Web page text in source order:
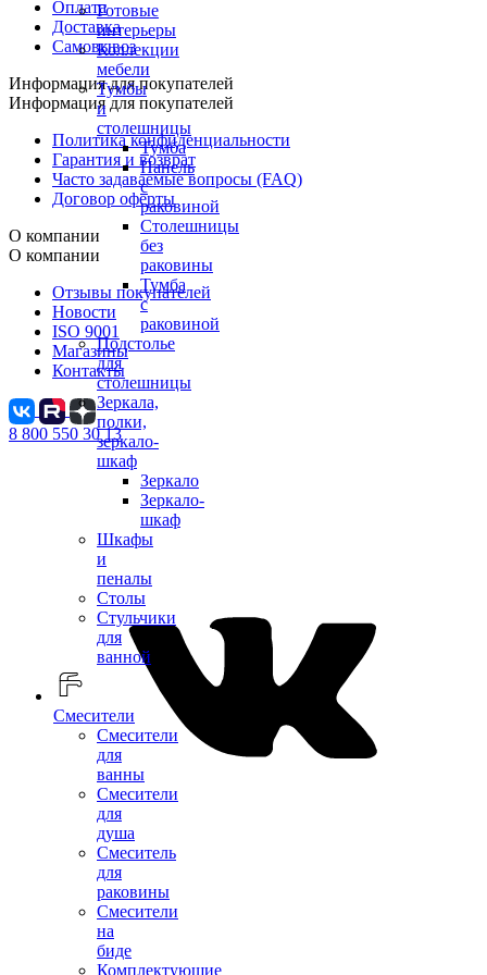
Готовые
интерьеры
Коллекции
мебели
Тумбы
и
столешницы
Тумба
Панель
с
раковиной
Столешницы
без
раковины
Тумба
с
раковиной
Подстолье
для
столешницы
Зеркала,
полки,
зеркало-
шкаф
Зеркало
Зеркало-
шкаф
Шкафы
и
пеналы
Столы
Стульчики
для
ванной
Смесители
Смесители
для
ванны
Смесители
для
душа
Смеситель
для
раковины
Смесители
на
биде
Комплектующие
Оплата
Доставка
Самовывоз
Информация для покупателей
Информация для покупателей
Политика конфиденциальности
Гарантия и возврат
Часто задаваемые вопросы (FAQ)
Договор оферты
О компании
О компании
Отзывы покупателей
Новости
ISO 9001
Магазины
Контакты
8 800 550 30 13